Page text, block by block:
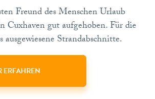
Freund des Menschen Urlaub
Cuxhaven gut aufgehoben. Für die
Strandabschnitte.
ERFAHREN